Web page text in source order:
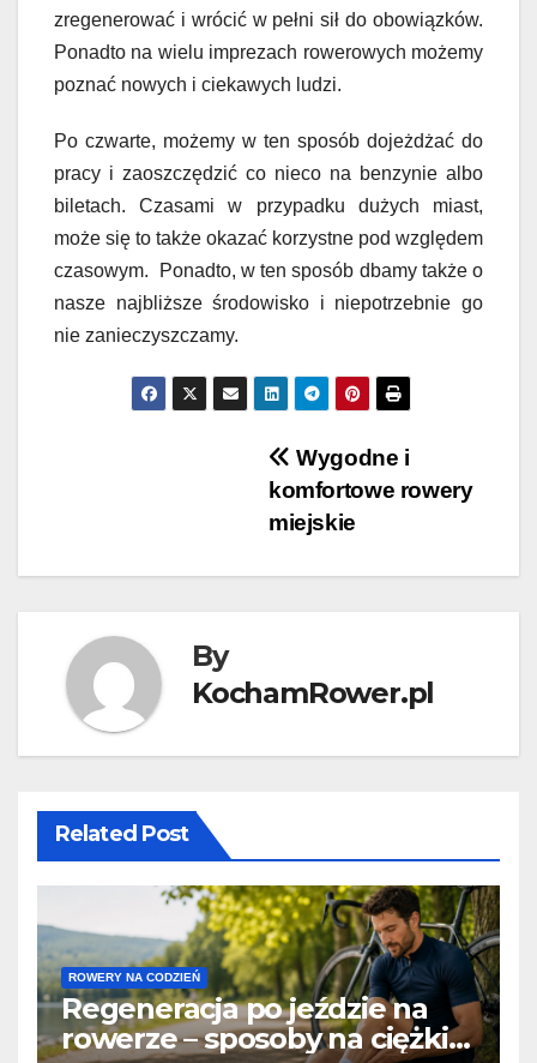
zregenerować i wrócić w pełni sił do obowiązków.
Ponadto na wielu imprezach rowerowych możemy
poznać nowych i ciekawych ludzi.
Po czwarte, możemy w ten sposób dojeżdżać do
pracy i zaoszczędzić co nieco na benzynie albo
biletach. Czasami w przypadku dużych miast,
może się to także okazać korzystne pod względem
czasowym. Ponadto, w ten sposób dbamy także o
nasze najbliższe środowisko i niepotrzebnie go
nie zanieczyszczamy.
Wygodne i
komfortowe rowery
miejskie
By
KochamRower.pl
Related Post
ROWERY NA CODZIEŃ
Regeneracja po jeździe na
rowerze – sposoby na ciężkie